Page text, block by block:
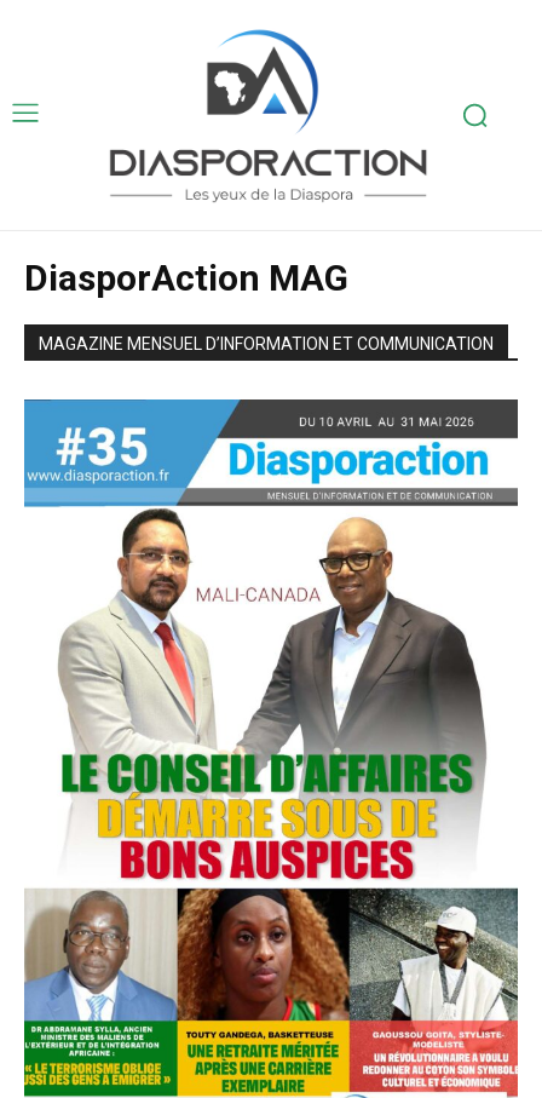
DiasporAction MAG
MAGAZINE MENSUEL D’INFORMATION ET COMMUNICATION